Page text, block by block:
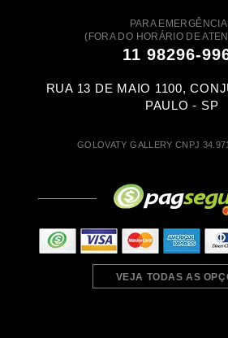
PARA
(FORA DO HORÁRIO DE
11 98296-
RUA 13 DE MAIO 1100,
PAULO - SP
GOLOVATY GALLERY CNPJ
VEJA TODAS AS